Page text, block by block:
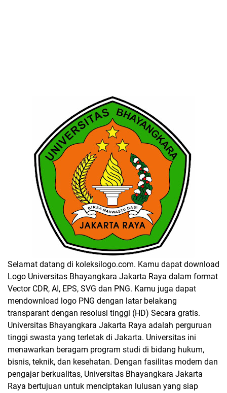
Selamat datang di koleksilogo.com. Kamu dapat download
Logo Universitas Bhayangkara Jakarta Raya dalam format
Vector CDR, AI, EPS, SVG dan PNG. Kamu juga dapat
mendownload logo PNG dengan latar belakang
transparant dengan resolusi tinggi (HD) Secara gratis.
Universitas Bhayangkara Jakarta Raya adalah perguruan
tinggi swasta yang terletak di Jakarta. Universitas ini
menawarkan beragam program studi di bidang hukum,
bisnis, teknik, dan kesehatan. Dengan fasilitas modern dan
pengajar berkualitas, Universitas Bhayangkara Jakarta
Raya bertujuan untuk menciptakan lulusan yang siap